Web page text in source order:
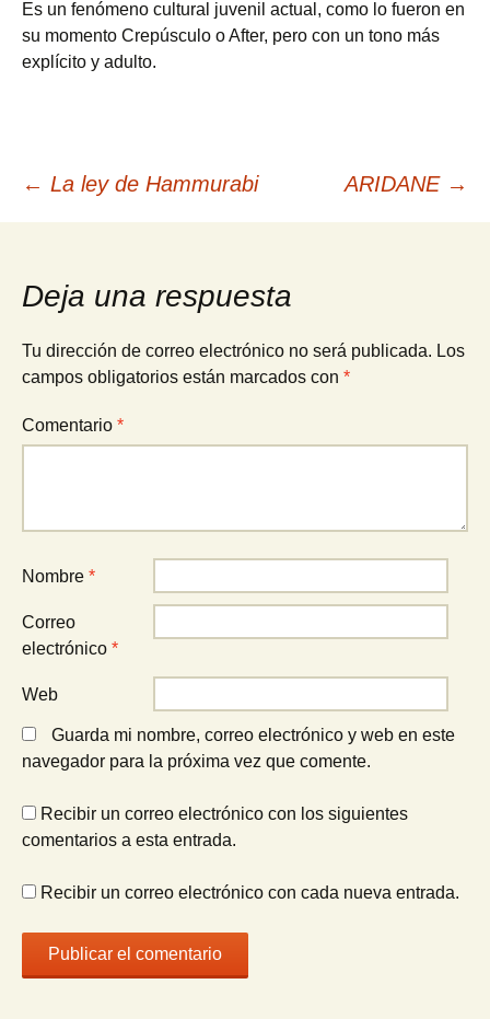
Es un fenómeno cultural juvenil actual, como lo fueron en
su momento Crepúsculo o After, pero con un tono más
explícito y adulto.
Navegación
de
entradas
← La ley de Hammurabi ARIDANE →
Deja una respuesta
Tu dirección de correo electrónico no será publicada. Los
campos obligatorios están marcados con *
Comentario *
Nombre *
Correo
electrónico *
Web
Guarda mi nombre, correo electrónico y web en este
navegador para la próxima vez que comente.
Recibir un correo electrónico con los siguientes
comentarios a esta entrada.
Recibir un correo electrónico con cada nueva entrada.